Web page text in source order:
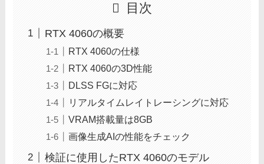
目次
RTX 4060の概要
RTX 4060の仕様
RTX 4060の3D性能
DLSS FGに対応
リアルタイムレイトレーシングに対応
VRAM搭載量は8GB
画像生成AIの性能をチェック
検証に使用したRTX 4060のモデル